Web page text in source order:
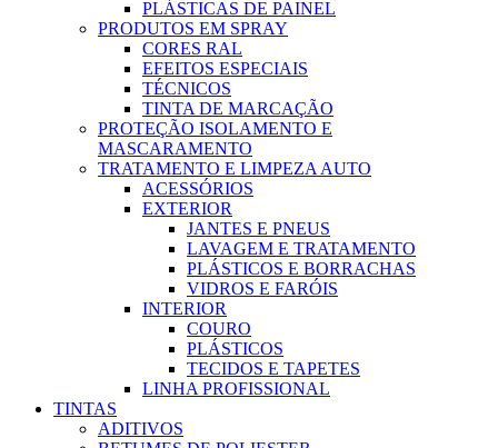
PLÁSTICAS DE PAINEL
PRODUTOS EM SPRAY
CORES RAL
EFEITOS ESPECIAIS
TÉCNICOS
TINTA DE MARCAÇÃO
PROTEÇÃO ISOLAMENTO E
MASCARAMENTO
TRATAMENTO E LIMPEZA AUTO
ACESSÓRIOS
EXTERIOR
JANTES E PNEUS
LAVAGEM E TRATAMENTO
PLÁSTICOS E BORRACHAS
VIDROS E FARÓIS
INTERIOR
COURO
PLÁSTICOS
TECIDOS E TAPETES
LINHA PROFISSIONAL
TINTAS
ADITIVOS